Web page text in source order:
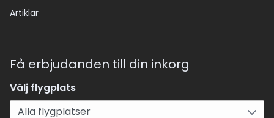
Artiklar
Få erbjudanden till din inkorg
Välj flygplats